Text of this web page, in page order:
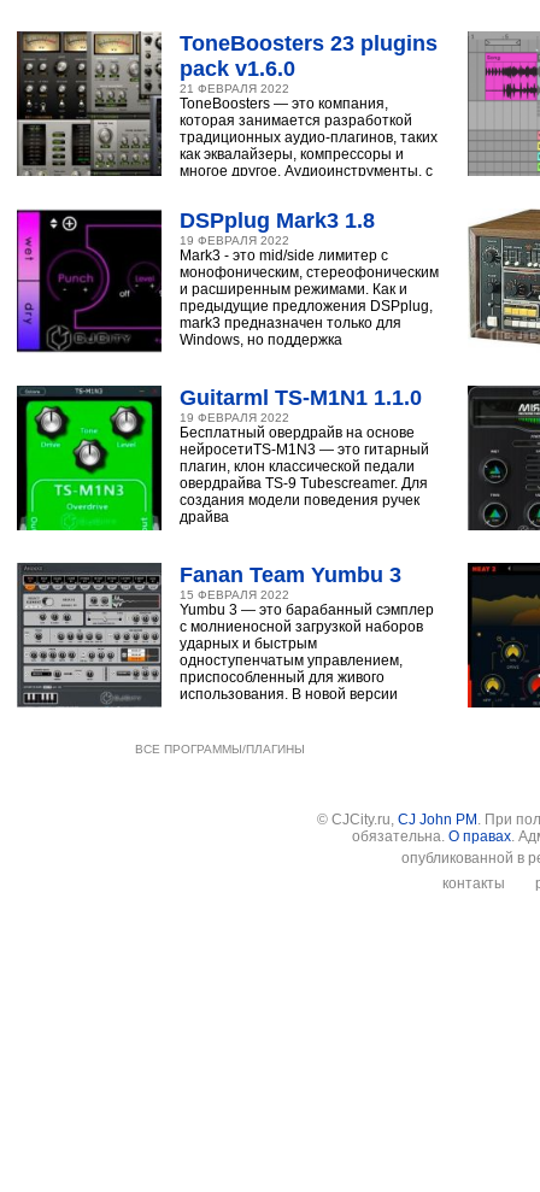
ToneBoosters 23 plugins
pack v1.6.0
21 ФЕВРАЛЯ 2022
ToneBoosters — это компания,
которая занимается разработкой
традиционных аудио-плагинов, таких
как эквалайзеры, компрессоры и
многое другое. Аудиоинструменты, с
DSPplug Mark3 1.8
19 ФЕВРАЛЯ 2022
Mark3 - это mid/side лимитер с
монофоническим, стереофоническим
и расширенным режимами. Как и
предыдущие предложения DSPplug,
mark3 предназначен только для
Windows, но поддержка
Guitarml TS-M1N1 1.1.0
19 ФЕВРАЛЯ 2022
Бесплатный овердрайв на основе
нейросетиTS-M1N3 — это гитарный
плагин, клон классической педали
овердрайва TS-9 Tubescreamer. Для
создания модели поведения ручек
драйва
Fanan Team Yumbu 3
15 ФЕВРАЛЯ 2022
Yumbu 3 — это барабанный сэмплер
с молниеносной загрузкой наборов
ударных и быстрым
одноступенчатым управлением,
приспособленный для живого
использования. В новой версии
ВСЕ ПРОГРАММЫ/ПЛАГИНЫ
© CJCity.ru, CJ John PM . При
обязательна. О правах.
опубликованной в
контакты